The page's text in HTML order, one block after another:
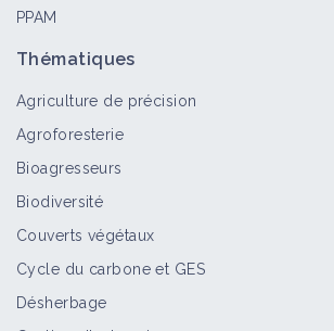
PPAM
Thématiques
Agriculture de précision
Agroforesterie
Bioagresseurs
Biodiversité
Couverts végétaux
Cycle du carbone et GES
Désherbage